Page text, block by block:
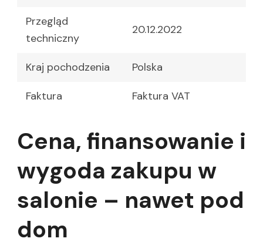
Przegląd
techniczny
20.12.2022
Kraj pochodzenia Polska
Faktura Faktura VAT
Cena, finansowanie i
wygoda zakupu w
salonie – nawet pod
dom